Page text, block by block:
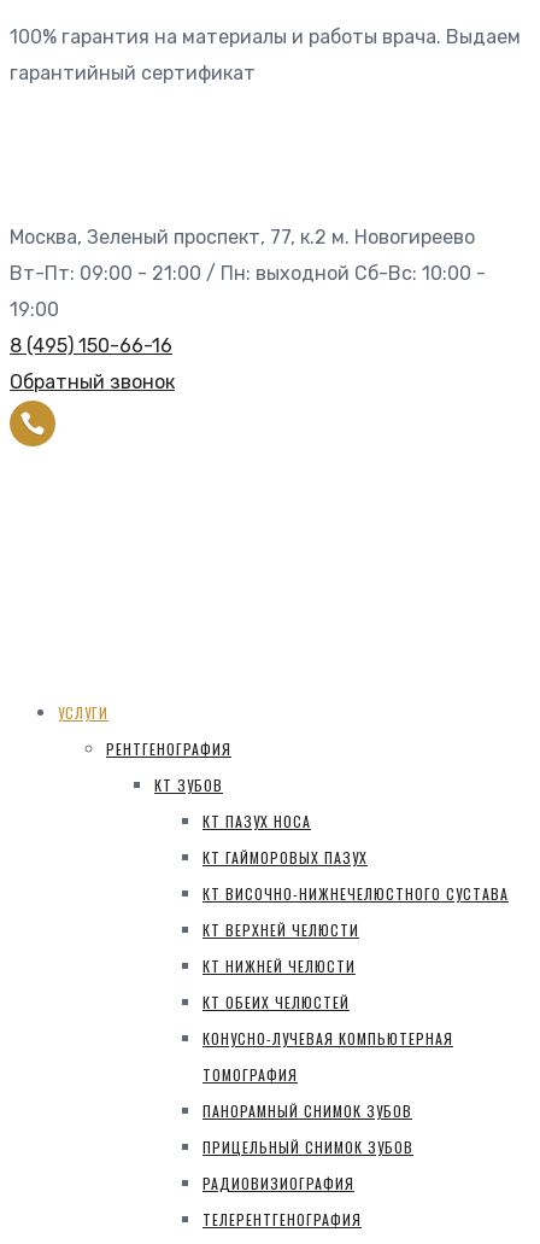
100% гарантия на материалы и работы врача. Выдаем
гарантийный сертификат
Москва, Зеленый проспект, 77, к.2 м. Новогиреево
Вт-Пт: 09:00 - 21:00 / Пн: выходной Сб-Вс: 10:00 -
19:00
8 (495) 150-66-16
Обратный звонок
УСЛУГИ
РЕНТГЕНОГРАФИЯ
КТ ЗУБОВ
КТ ПАЗУХ НОСА
КТ ГАЙМОРОВЫХ ПАЗУХ
КТ ВИСОЧНО-НИЖНЕЧЕЛЮСТНОГО СУСТАВА
КТ ВЕРХНЕЙ ЧЕЛЮСТИ
КТ НИЖНЕЙ ЧЕЛЮСТИ
КТ ОБЕИХ ЧЕЛЮСТЕЙ
КОНУСНО-ЛУЧЕВАЯ КОМПЬЮТЕРНАЯ
ТОМОГРАФИЯ
ПАНОРАМНЫЙ СНИМОК ЗУБОВ
ПРИЦЕЛЬНЫЙ СНИМОК ЗУБОВ
РАДИОВИЗИОГРАФИЯ
ТЕЛЕРЕНТГЕНОГРАФИЯ